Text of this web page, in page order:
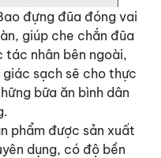
đựng đũa đóng vai
giúp che chắn đũa
tác nhân bên ngoài,
sạch sẽ cho thực
bữa ăn bình dân
phẩm được sản xuất
dụng, có độ bền